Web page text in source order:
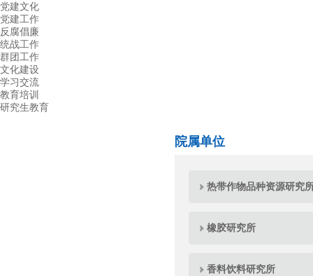
党建文化
党建工作
反腐倡廉
统战工作
群团工作
文化建设
学习交流
教育培训
研究生教育
院属单位
热带作物品种资源研究
橡胶研究所
香料饮料研究所